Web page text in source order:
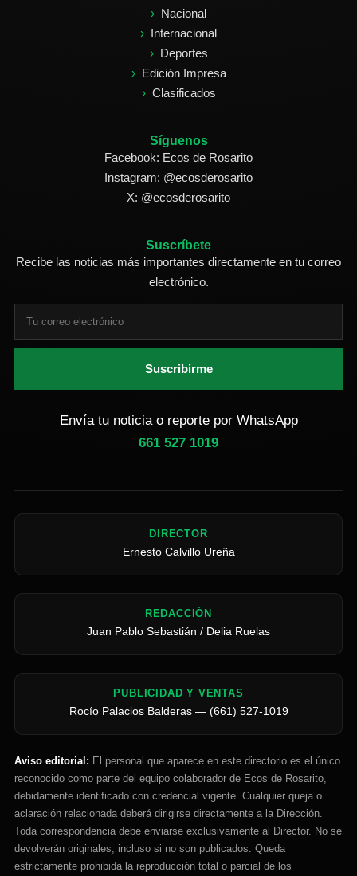
Nacional
Internacional
Deportes
Edición Impresa
Clasificados
Síguenos
Facebook: Ecos de Rosarito
Instagram: @ecosderosarito
X: @ecosderosarito
Suscríbete
Recibe las noticias más importantes directamente en tu correo
electrónico.
Suscribirme
Envía tu noticia o reporte por WhatsApp
661 527 1019
DIRECTOR
Ernesto Calvillo Ureña
REDACCIÓN
Juan Pablo Sebastián / Delia Ruelas
PUBLICIDAD Y VENTAS
Rocío Palacios Balderas — (661) 527-1019
Aviso editorial: El personal que aparece en este directorio es el único
reconocido como parte del equipo colaborador de Ecos de Rosarito,
debidamente identificado con credencial vigente. Cualquier queja o
aclaración relacionada deberá dirigirse directamente a la Dirección.
Toda correspondencia debe enviarse exclusivamente al Director. No se
devolverán originales, incluso si no son publicados. Queda
estrictamente prohibida la reproducción total o parcial de los